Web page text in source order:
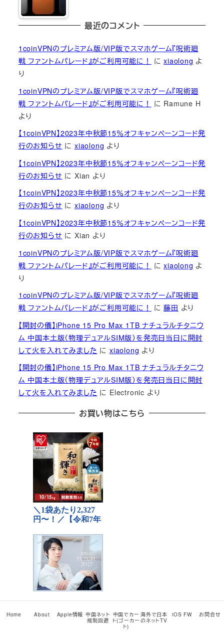
最近のコメント
1coinVPNのプレミアム版/VIP版でスマホゲーム『呪術廻
戦 ファントムパレード』がご利用可能に！
にxiaolong よ
り
1coinVPNのプレミアム版/VIP版でスマホゲーム『呪術廻
戦 ファントムパレード』がご利用可能に！
に Ramune H
より
【1coinVPN】2023年中秋節15％オフキャンペーンコード発
行のお知らせ にxiaolong より
【1coinVPN】2023年中秋節15％オフキャンペーンコード発
行のお知らせ にXian より
【1coinVPN】2023年中秋節15％オフキャンペーンコード発
行のお知らせ にxiaolong より
【1coinVPN】2023年中秋節15％オフキャンペーンコード発
行のお知らせ にXian より
1coinVPNのプレミアム版/VIP版でスマホゲーム『呪術廻
戦 ファントムパレード』がご利用可能に！
にxiaolong よ
り
1coinVPNのプレミアム版/VIP版でスマホゲーム『呪術廻
戦 ファントムパレード』がご利用可能に！
に藤田 より
【開封の儀】iPhone 15 Pro Max 1TB ナチュラルチタニウ
ム 中国本土版（物理デュアルSIM版）を発売日当日に開封
して火を入れてみました にxiaolong より
【開封の儀】iPhone 15 Pro Max 1TB ナチュラルチタニウ
ム 中国本土版（物理デュアルSIM版）を発売日当日に開封
して火を入れてみました に Electronic より
お買い物はこちら
Home About Apple情報 中国ネット
規制回避
中国でカー
ト(ゴーカー
ト)
海外で日本
のネットTV
iOS FW お問合せ